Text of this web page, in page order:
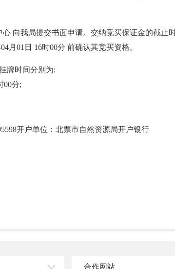
向我局提交书面申请。交纳竞买保证金的截止
月01日 16时00分 前确认其竞买资格。
牌时间分别为:
00分;
开户单位：北票市自然资源局开户银行
合作网站